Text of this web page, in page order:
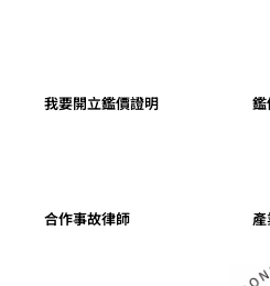
我要開立鑑價證明
合作事故律師